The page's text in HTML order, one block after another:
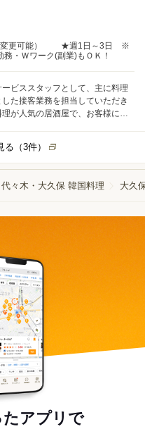
がらお客様へのサービスを行っ
ムで声を掛け合いながら進める
ありません。みんなで協力し
ートされる
う、先輩スタッフが丁寧にサポ
があればすぐに質問できる雰囲
ぐに馴染んでいただけます。
変更可能） ★週1日～3日 ※
・Ｗワーク(副業)もＯＫ！
ビススタッフとして、主に料理
た接客業務を担当していただき
が人気の居酒屋で、お客様に笑
がらお客様へのサービスを行っ
ありません。みんなで協力し
う、先輩スタッフが丁寧にサポ
ぐに馴染んでいただけます。
る（3件）
々木・大久保 韓国料理 大久
アプリで